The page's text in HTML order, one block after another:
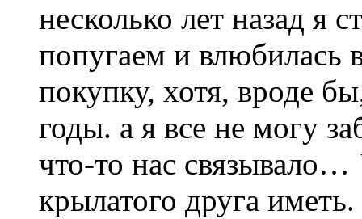
несколько лет назад я
попугаем и влюбилась
покупку, хотя, вроде
годы. а я все не могу
что-то нас связывало…
крылатого друга иметь.